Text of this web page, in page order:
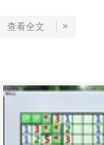
查看全文 »